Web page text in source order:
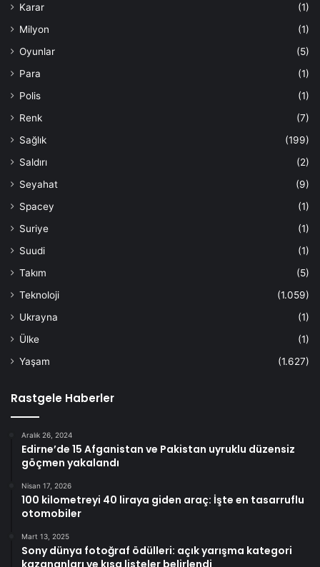
Karar
(1)
Milyon
(1)
Oyunlar
(5)
Para
(1)
Polis
(1)
Renk
(7)
Sağlık
(199)
Saldırı
(2)
Seyahat
(9)
Spacey
(1)
Suriye
(1)
Suudi
(1)
Takım
(5)
Teknoloji
(1.059)
Ukrayna
(1)
Ülke
(1)
Yaşam
(1.627)
Rastgele Haberler
Aralık 26, 2024
Edirne’de 15 Afganistan ve Pakistan uyruklu düzensiz
göçmen yakalandı
Nisan 17, 2026
100 kilometreyi 40 liraya giden araç: İşte en tasarruflu
otomobiler
Mart 13, 2025
Sony dünya fotoğraf ödülleri: açık yarışma kategori
kazananları ve kısa listeler belirlendi